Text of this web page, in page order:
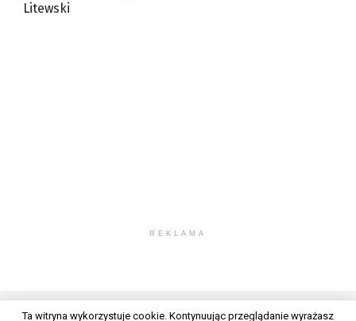
Litewski
REKLAMA
Ta witryna wykorzystuje cookie. Kontynuując przeglądanie wyrażasz